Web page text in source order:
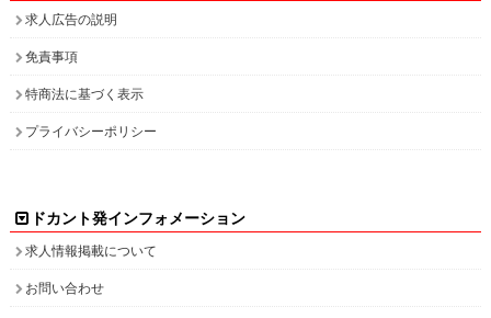
求人広告の説明
免責事項
特商法に基づく表示
プライバシーポリシー
ドカント発インフォメーション
求人情報掲載について
お問い合わせ